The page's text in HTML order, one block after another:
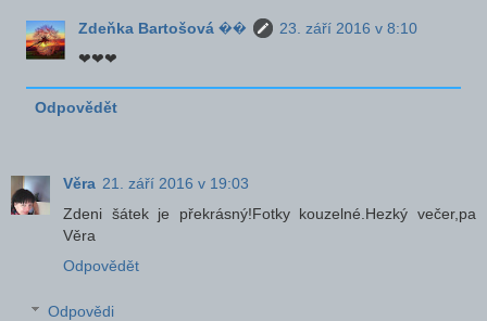
Zdeňka Bartošová ��
23. září 2016 v 8:10
❤❤❤
Odpovědět
Věra 21. září 2016 v 19:03
Zdeni šátek je překrásný!Fotky kouzelné.Hezký večer,pa
Věra
Odpovědět
Odpovědi